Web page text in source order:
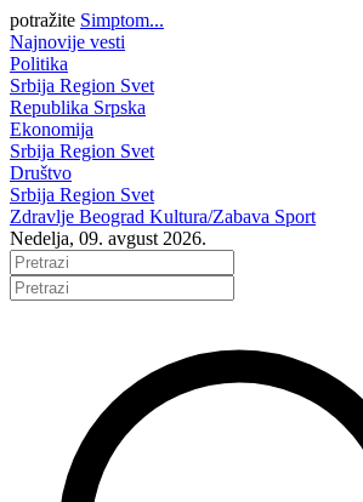
potražite Simptom...
Najnovije vesti
Politika
Srbija Region Svet
Republika Srpska
Ekonomija
Srbija Region Svet
Društvo
Srbija Region Svet
Zdravlje Beograd Kultura/Zabava Sport
Nedelja, 09. avgust 2026.